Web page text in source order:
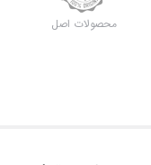
محصولات اصل